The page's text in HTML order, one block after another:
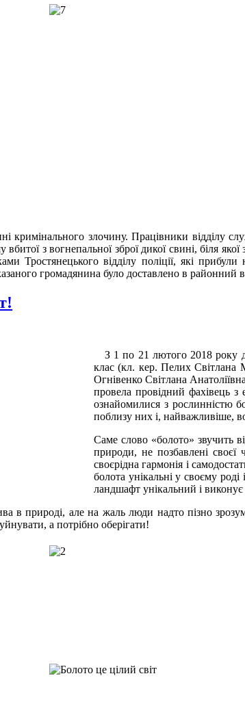
кримінального злочину. Працівники відділу
з вогнепальної зброї дикої свині, біля
Тростянецького відділу поліції, які
громадянина було доставлено в районний
З 1 по 21 лютого 2018 року
клас (кл. кер. Пелих Світлана
Огнівенко Світлана
провела провідний фахівець з
ознайомилися з рослинністю
поблизу них і, найважливіше,
Саме слово «болото» звучить
природи, не позбавлені
своєрідна гармонія і
болота унікальні у своєму
ландшафт унікальний і
в природі, але на жаль люди надто пізно
а потрібно оберігати!